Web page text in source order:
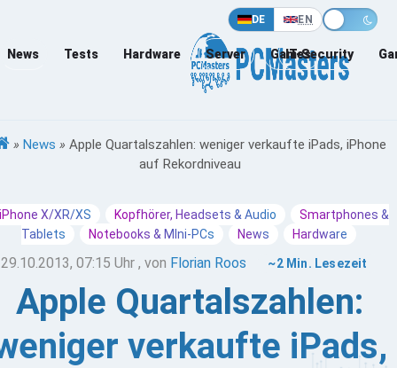
DE EN
News Tests Hardware Server Games
IT-Security
» News » Apple Quartalszahlen: weniger verkaufte iPads, iPhone
auf Rekordniveau
iPhone X/XR/XS Kopfhörer, Headsets & Audio
Smartphones &
Tablets
Notebooks & MIni-PCs News Hardware
29.10.2013, 07:15 Uhr , von Florian Roos ~2 Min. Lesezeit
Apple Quartalszahlen:
verkaufte iPads,